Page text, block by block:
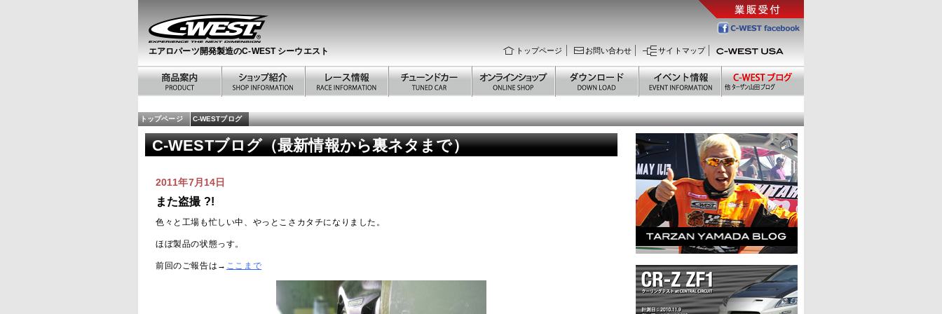
エアロパーツ開発製造のC-WEST シーウエスト トップページ お問い合わせ サイトマップ
トップページ C-WESTブログ
C-WESTブログ（最新情報から裏ネタまで）
2011年7月14日
また盗撮 ?!
色々と工場も忙しい中、やっとこさカタチになりました。
ほぼ製品の状態っす。
前回のご報告は→ ここまで